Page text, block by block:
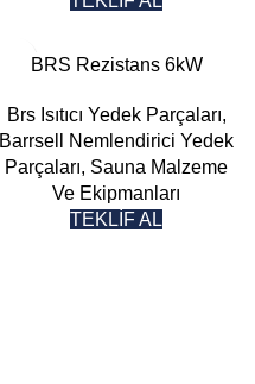
BRS Rezistans 6kW
Brs Isıtıcı Yedek Parçaları,
Barrsell Nemlendirici Yedek
Parçaları, Sauna Malzeme
Ve Ekipmanları
TEKLİF AL